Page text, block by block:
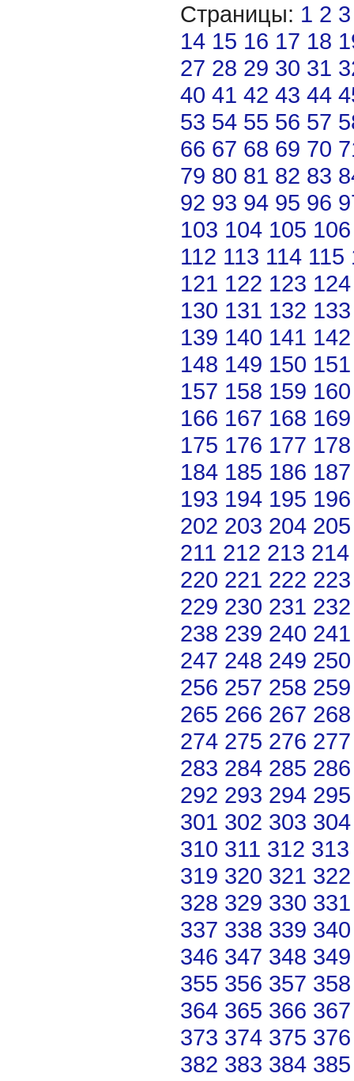
Страницы: 1 2 3
14 15 16 17 18
27 28 29 30 31
40 41 42 43 44
53 54 55 56 57
66 67 68 69 70
79 80 81 82 83
92 93 94 95 96
103 104 105 106
112 113 114 115
121 122 123 124
130 131 132 133
139 140 141 142
148 149 150 151
157 158 159 160
166 167 168 169
175 176 177 178
184 185 186 187
193 194 195 196
202 203 204 205
211 212 213 214
220 221 222 223
229 230 231 232
238 239 240 241
247 248 249 250
256 257 258 259
265 266 267 268
274 275 276 277
283 284 285 286
292 293 294 295
301 302 303 304
310 311 312 313
319 320 321 322
328 329 330 331
337 338 339 340
346 347 348 349
355 356 357 358
364 365 366 367
373 374 375 376
382 383 384 385